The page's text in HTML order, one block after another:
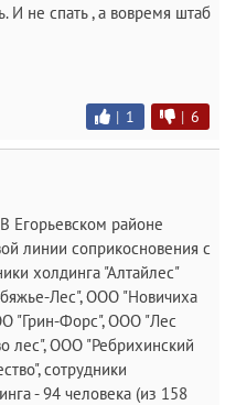
И не спать , а вовремя штаб
| 1 | 6
Егорьевском районе
линии соприкосновения с
холдинга "Алтайлес"
Лес", ООО "Новичиха
"Грин-Форс", ООО "Лес
лес", ООО "Ребрихинский
сотрудники
- 94 человека (из 158